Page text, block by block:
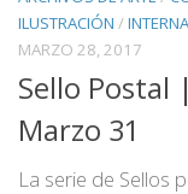
ILUSTRACIÓN /
MARZO 28, 2017
Sello Postal
Marzo 31
La serie de Sellos